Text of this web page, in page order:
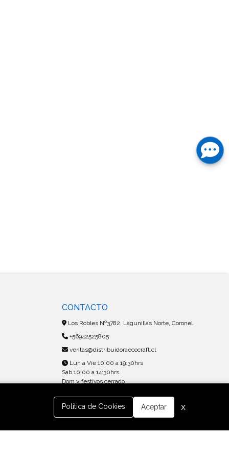
CONTACTO
Los Robles Nº3782, Lagunillas Norte, Coronel.
+56942525805
ventas@distribuidoraecocraft.cl
Lun a Vie 10:00 a 19:30hrs
Sab 10:00 a 14:30hrs
Dom y festivos cerrado
Política de Cookies Aceptar x